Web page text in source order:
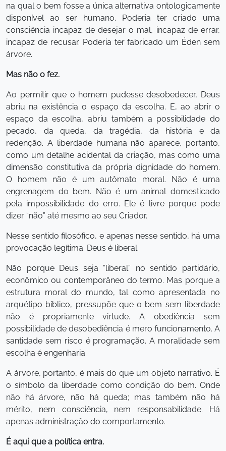
na qual o bem fosse a única alternativa ontologicamente
disponível ao ser humano. Poderia ter criado uma
consciência incapaz de desejar o mal, incapaz de errar,
incapaz de recusar. Poderia ter fabricado um Éden sem
árvore.
Mas não o fez.
Ao permitir que o homem pudesse desobedecer, Deus
abriu na existência o espaço da escolha. E, ao abrir o
espaço da escolha, abriu também a possibilidade do
pecado, da queda, da tragédia, da história e da
redenção. A liberdade humana não aparece, portanto,
como um detalhe acidental da criação, mas como uma
dimensão constitutiva da própria dignidade do homem.
O homem não é um autômato moral. Não é uma
engrenagem do bem. Não é um animal domesticado
pela impossibilidade do erro. Ele é livre porque pode
dizer “não” até mesmo ao seu Criador.
Nesse sentido filosófico, e apenas nesse sentido, há uma
provocação legítima: Deus é liberal.
Não porque Deus seja “liberal” no sentido partidário,
econômico ou contemporâneo do termo. Mas porque a
estrutura moral do mundo, tal como apresentada no
arquétipo bíblico, pressupõe que o bem sem liberdade
não é propriamente virtude. A obediência sem
possibilidade de desobediência é mero funcionamento. A
santidade sem risco é programação. A moralidade sem
escolha é engenharia.
A árvore, portanto, é mais do que um objeto narrativo. É
o símbolo da liberdade como condição do bem. Onde
não há árvore, não há queda; mas também não há
mérito, nem consciência, nem responsabilidade. Há
apenas administração do comportamento.
É aqui que a política entra.